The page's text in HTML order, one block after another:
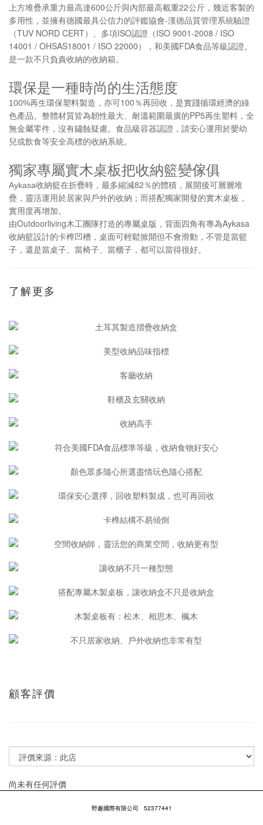
上方堆疊承重力最高達600公斤與內部最高載重22公斤，幾近客製的
多用性，並擁有德國最具公信力的評鑑協會-漢德品質管理系統驗證
（TUV NORD CERT）、多項ISO認證（ISO 9001-2008 / ISO
14001 / OHSAS18001 / ISO 22000），和美國FDA食品等級認證。
是一款不只負責收納的收納箱。
環保是一種時尚的生活態度
100%再生環保塑料製造，亦可100％再回收，是實踐循環經濟的綠
色產品。整體材質皆為韌性最大、耐溫範圍最廣的PP5再生塑料，全
無金屬零件，沒有鏽蝕疑慮。食品級容器認證，請安心運用於嬰幼
兒或飲食等安全高標的收納系統。
獨家專屬實木桌板把收納籃變傢俱
Aykasa收納籃在折疊時，最多縮減82％的體積，展開後可層層堆
疊，靈活運用於居家與戶外的收納；而搭配獨家開發的實木桌板，
實用度再增加。
由Outdoorliving木工團隊打造的專屬桌版，背面四角有專為Aykasa
收納籃設計的卡榫凹槽，桌面可輕鬆掀開但不會滑動，不管是當籃
子，還是當桌子、當椅子、當櫃子，都可以當得很好。
了解更多
顧客評價
尚未有任何評價
野趣國際有限公司 52377441